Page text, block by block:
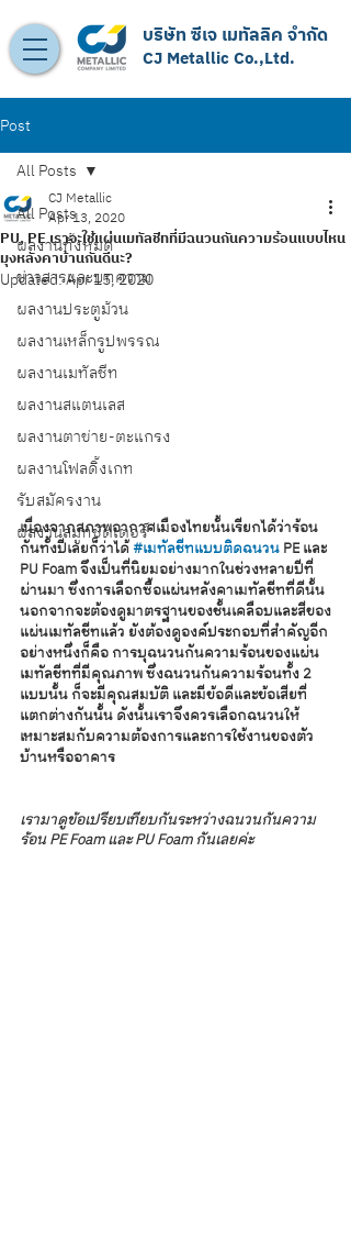
CJ Metallic Co.,Ltd.
บริษัท ซีเจ เมทัลลิค จำกัด
Post
All Posts
ผลงานทั้งหมด
ข่าวสารและบทความ
ผลงานประตูม้วน
ผลงานเหล็กรูปพรรณ
ผลงานเมทัลชีท
ผลงานสแตนเลส
ผลงานตาข่าย-ตะแกรง
ผลงานโฟลดิ้งเกท
รับสมัครงาน
ผลงานสมูทชัตเตอร์
All Posts
PU, PE เราจะใช้แผ่นเมทัลชีทที่มีฉนวนกันความร้อนแบบไหน
มุงหลังคาบ้านกันดีนะ?
CJ Metallic
Apr 13, 2020
Updated:Apr 15, 2020
เนื่องจากสภาพอากาศเมืองไทยนั้นเรียกได้ว่าร้อน
กันทั้งปีเลยก็ว่าได้ #เมทัลชีทแบบติดฉนวน PE และ
PU Foam จึงเป็นที่นิยมอย่างมากในช่วงหลายปีที่
ผ่านมา ซึ่งการเลือกซื้อแผ่นหลังคาเมทัลชีทที่ดีนั้น
นอกจากจะต้องดูมาตรฐานของชั้นเคลือบและสีของ
แผ่นเมทัลชีทแล้ว ยังต้องดูองค์ประกอบที่สำคัญอีก
อย่างหนึ่งก็คือ การบุฉนวนกันความร้อนของแผ่น
เมทัลชีทที่มีคุณภาพ ซึ่งฉนวนกันความร้อนทั้ง 2
แบบนั้น ก็จะมีคุณสมบัติ และมีข้อดีและข้อเสียที่
แตกต่างกันนั้น ดังนั้นเราจึงควรเลือกฉนวนให้
เหมาะสมกับความต้องการและการใช้งานของตัว
บ้านหรืออาคาร
เรามาดูข้อเปรียบเทียบกันระหว่างฉนวนกันความ
ร้อน PE Foam และ PU Foam กันเลยค่ะ